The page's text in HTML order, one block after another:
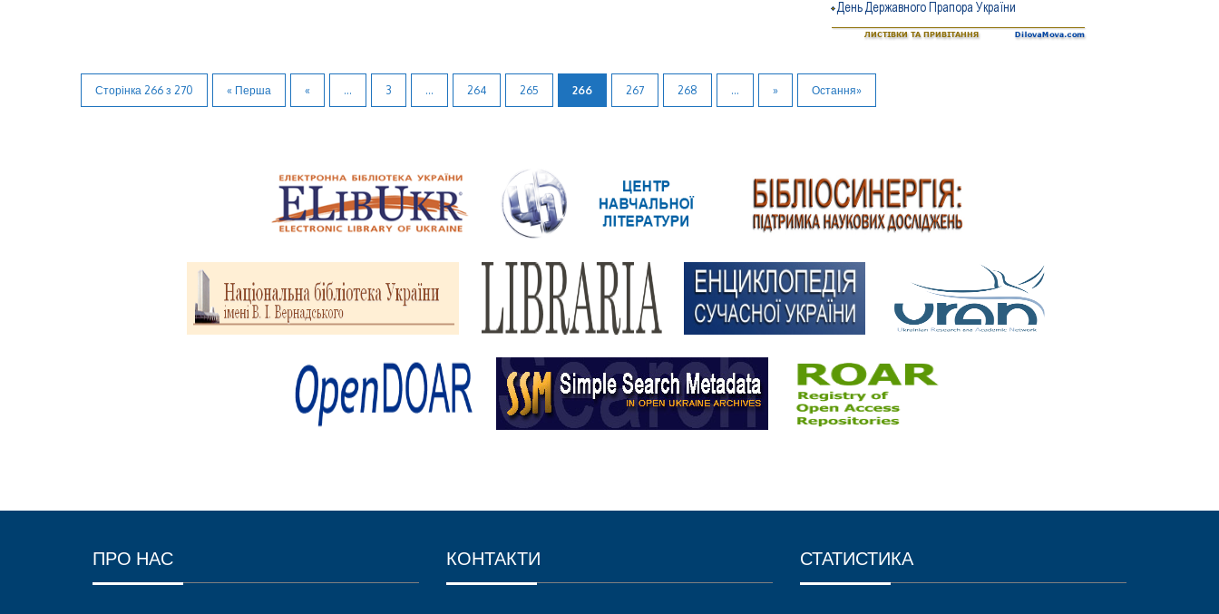
Сторінка 266 з 270 « Перша « ... 3 ... 264 265 266 267 268 ... » Остання»
ПРО НАС КОНТАКТИ СТАТИСТИКА